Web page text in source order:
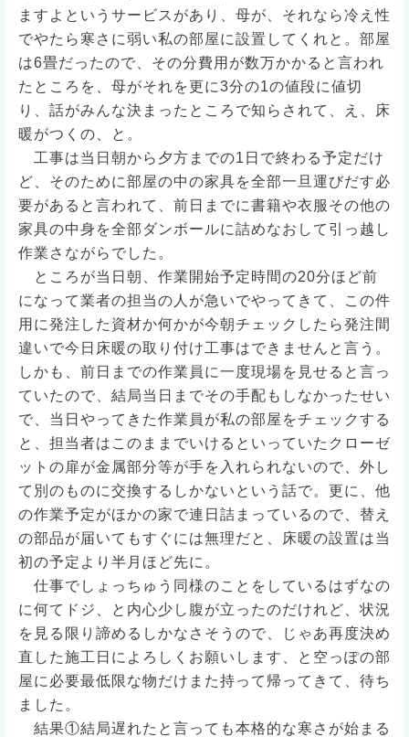
ますよというサービスがあり、母が、それなら冷え性
でやたら寒さに弱い私の部屋に設置してくれと。部屋
は6畳だったので、その分費用が数万かかると言われ
たところを、母がそれを更に3分の1の値段に値切
り、話がみんな決まったところで知らされて、え、床
暖がつくの、と。
工事は当日朝から夕方までの1日で終わる予定だけ
ど、そのために部屋の中の家具を全部一旦運びだす必
要があると言われて、前日までに書籍や衣服その他の
家具の中身を全部ダンボールに詰めなおして引っ越し
作業さながらでした。
ところが当日朝、作業開始予定時間の20分ほど前
になって業者の担当の人が急いでやってきて、この件
用に発注した資材か何かが今朝チェックしたら発注間
違いで今日床暖の取り付け工事はできませんと言う。
しかも、前日までの作業員に一度現場を見せると言っ
ていたので、結局当日までその手配もしなかったせい
で、当日やってきた作業員が私の部屋をチェックする
と、担当者はこのままでいけるといっていたクローゼ
ットの扉が金属部分等が手を入れられないので、外し
て別のものに交換するしかないという話で。更に、他
の作業予定がほかの家で連日詰まっているので、替え
の部品が届いてもすぐには無理だと、床暖の設置は当
初の予定より半月ほど先に。
仕事でしょっちゅう同様のことをしているはずなの
に何てドジ、と内心少し腹が立ったのだけれど、状況
を見る限り諦めるしかなさそうので、じゃあ再度決め
直した施工日によろしくお願いします、と空っぽの部
屋に必要最低限な物だけまた持って帰ってきて、待ち
ました。
結果①結局遅れたと言っても本格的な寒さが始まる